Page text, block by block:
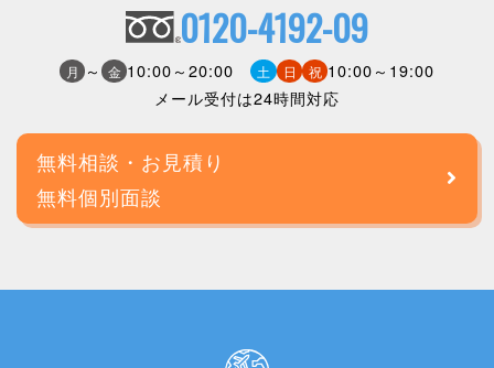
0120-4192-09
月 ～ 金 10:00～20:00 土 日 祝 10:00～19:00
メール受付は24時間対応
無料相談・お見積り
無料個別面談